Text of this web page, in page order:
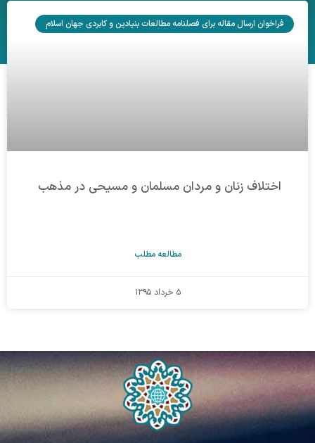
فراخوان ارسال مقاله برای فصلنامه مطالعات بنیادین و کابردی جهان اسلام
اختلاف زنان و مردان مسلمان و مسیحی در مذهب
مطالعه مطلب
۵ خرداد ۱۳۹۵